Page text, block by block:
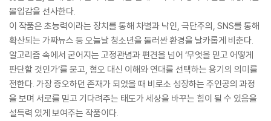
몰입감을 선사한다.
이 작품은 초능력이라는 장치를 통해 차별과 낙인, 극단주의, SNS를 통해
확산되는 가짜뉴스 등 오늘날 청소년을 둘러싼 환경을 날카롭게 비춘다.
알고리즘 속에서 굳어지는 고정관념과 편견을 넘어 ‘무엇을 믿고 어떻게
판단할 것인가’를 묻고, 혐오 대신 이해와 연대를 선택하는 용기의 의미를
전한다. 가장 증오하던 존재가 되었을 때 비로소 성장하는 주인공의 과정
을 보며 서로를 믿고 기다려주는 태도가 세상을 바꾸는 힘이 될 수 있음을
설득력 있게 보여주는 작품이다.